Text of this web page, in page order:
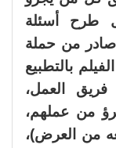
طرح أسئلة
من حملة
بالتطبيع
فريق العمل،
من عملهم،
من العرض)،